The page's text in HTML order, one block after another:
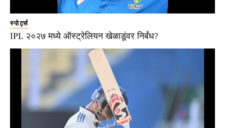
स्पोर्ट्स
IPL २०२७ मध्ये ऑस्ट्रेलियन खेळाडूंवर निर्बंध?